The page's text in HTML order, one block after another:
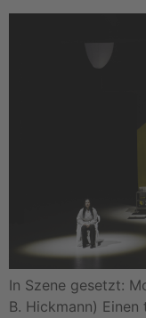
In Szene gesetzt:
B. Hickmann)